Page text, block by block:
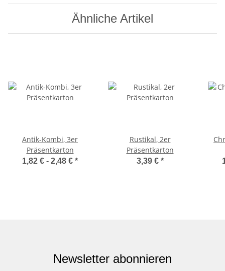
Ähnliche Artikel
Antik-Kombi, 3er
Präsentkarton
1,82 € - 2,48 € *
Rustikal, 2er
Präsentkarton
3,39 € *
Newsletter abonnieren